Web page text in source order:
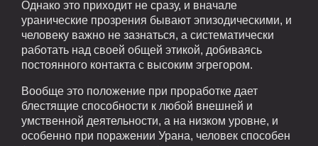
Однако это приходит не сразу, и вначале
уранические прозрения бывают эпизодическими, и
человеку важно не зазнаться, а систематически
работать над своей общей этикой, добиваясь
постоянного контакта с высоким эгрегором.
Вообще это положение при проработке дает
блестящие способности к любой внешней и
умственной деятельности, а на низком уровне, и
особенно при поражении Урана, человек способен